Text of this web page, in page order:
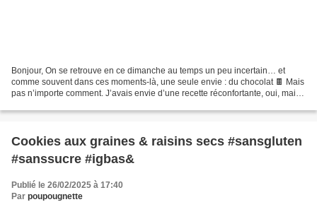
Bonjour, On se retrouve en ce dimanche au temps un peu incertain… et
comme souvent dans ces moments-là, une seule envie : du chocolat 🍫 Mais
pas n’importe comment. J’avais envie d’une recette réconfortante, oui, mais
Cookies aux graines & raisins secs #sansgluten
#sanssucre #igbas&
Publié le 26/02/2025 à 17:40
Par poupougnette